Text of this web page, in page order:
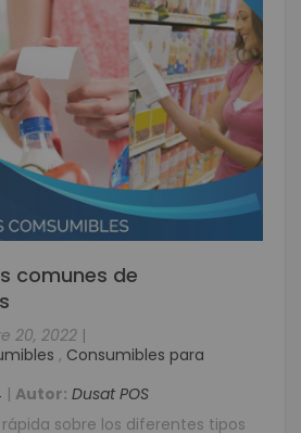
comunes de
20, 2022 |
, Consumibles para
| Autor: Dusat POS
sobre los diferentes tipos